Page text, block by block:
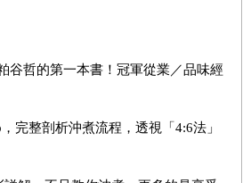
谷哲的第一本書！冠軍從業／品味經
完整剖析沖煮流程，透視「4:6法」